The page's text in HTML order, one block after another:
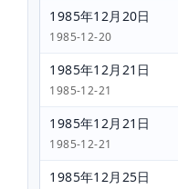
1985年12月20日
1985-12-20
1985年12月21日
1985-12-21
1985年12月21日
1985-12-21
1985年12月25日